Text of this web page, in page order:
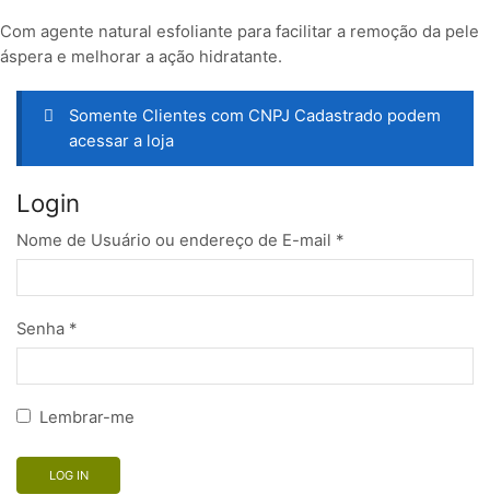
Com agente natural esfoliante para facilitar a remoção da pele
áspera e melhorar a ação hidratante.
Somente Clientes com CNPJ Cadastrado podem
acessar a loja
Login
Nome de Usuário ou endereço de E-mail *
Senha *
Lembrar-me
LOG IN